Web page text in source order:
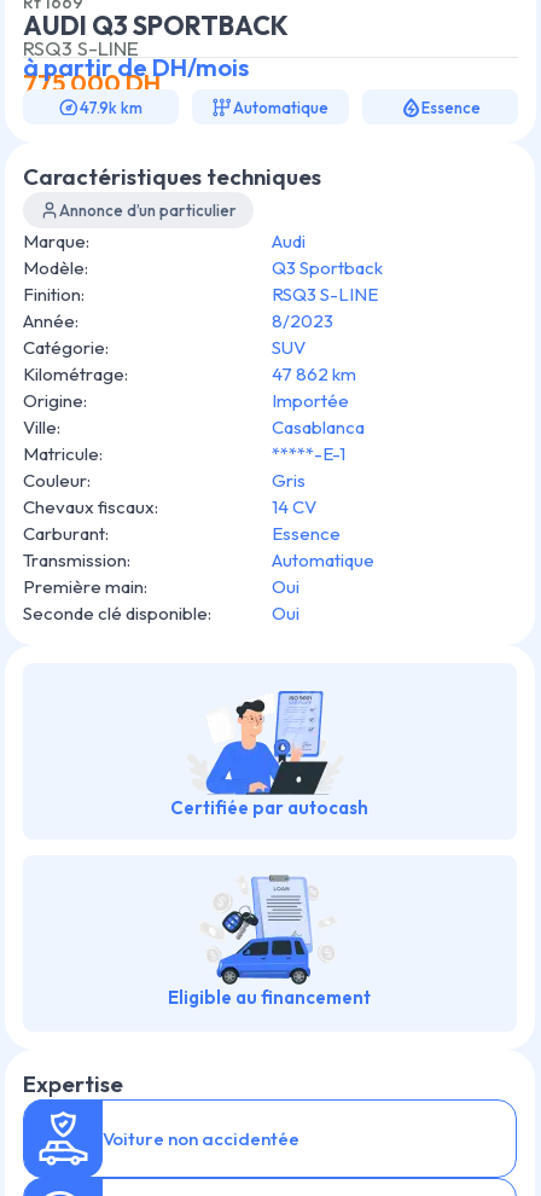
Caractéristiques techniques
Annonce d’un particulier
Marque:
Audi
Modèle:
Q3 Sportback
Finition:
RSQ3 S-LINE
Année:
8/2023
Catégorie:
SUV
Kilométrage:
47 862 km
Origine:
Importée
Ville:
Casablanca
Matricule:
*****-E-1
Couleur:
Gris
Chevaux fiscaux:
14 CV
Carburant:
Essence
Transmission:
Automatique
Première main:
Oui
Seconde clé disponible: Oui
Certifiée par autocash
Eligible au financement
Expertise
Voiture non accidentée
AUDI Q3 SPORTBACK
RSQ3 S-LINE
à partir deDH/mois
775 000DH
47.9k km Automatique Essence